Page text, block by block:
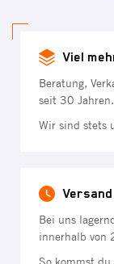
Viel
Beratung,
seit 30 Jahren.
Wir sind stets
Bei uns
innerhalb von
So kommst